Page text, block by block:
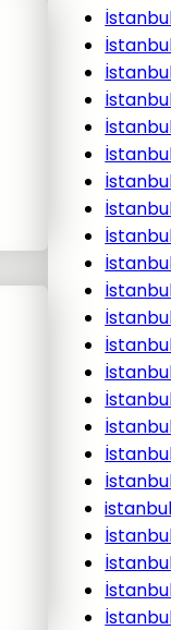
İstanbul